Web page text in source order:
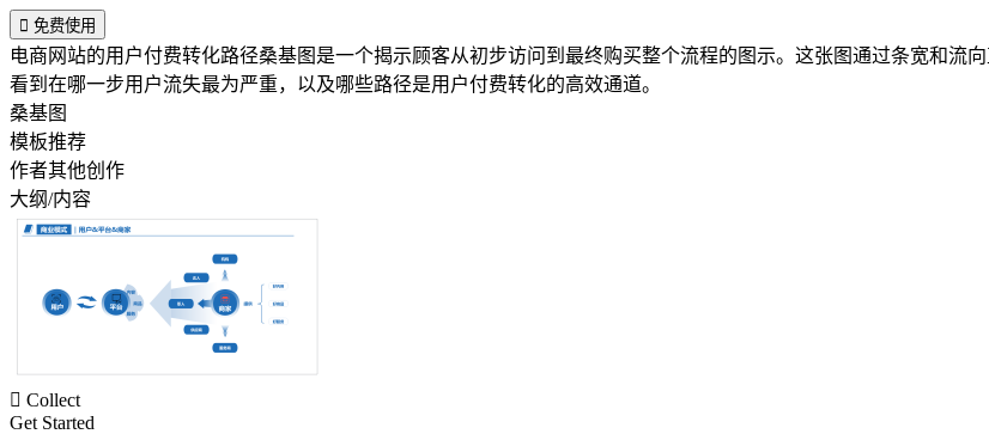
 免费使用
电商网站的用户付费转化路径桑基图是一个揭示顾客从初步访问到最终购买整个流程的图示。这张图通过条宽和流
看到在哪一步用户流失最为严重，以及哪些路径是用户付费转化的高效通道。
桑基图
模板推荐
作者其他创作
大纲/内容
 Collect
Get Started